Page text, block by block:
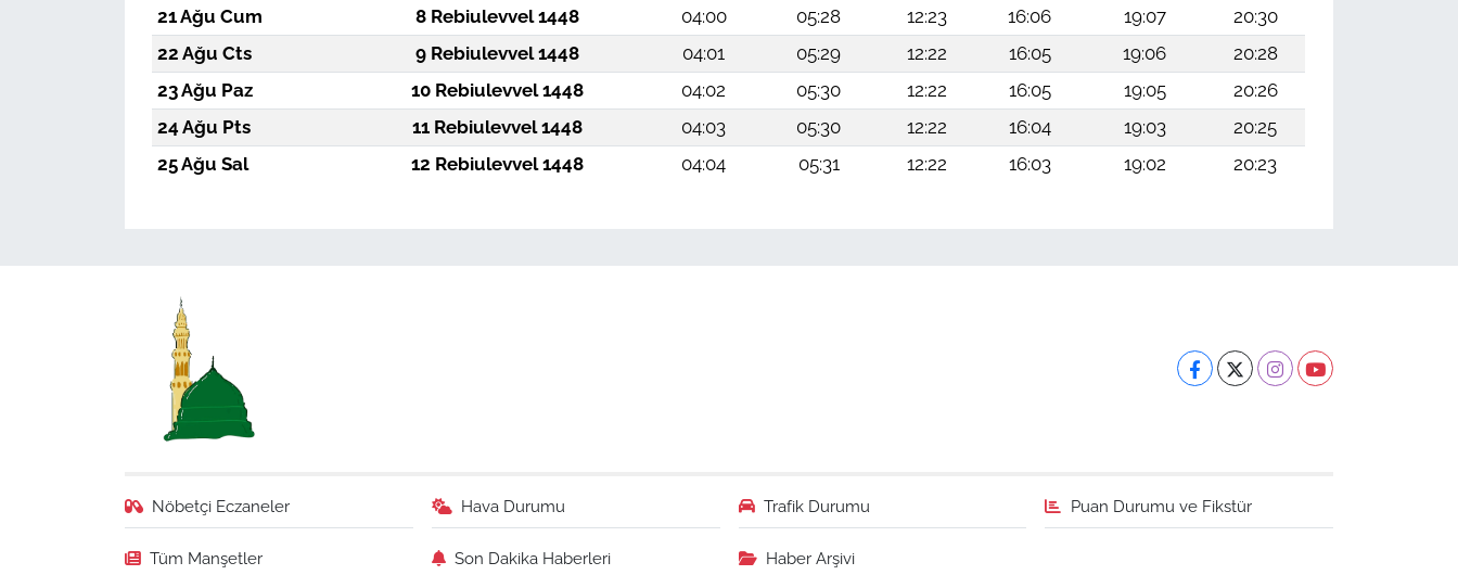
21 Ağu Cum
8 Rebiulevvel 1448 04:00 05:28 12:23 16:06 19:07
20:30
22 Ağu Cts
9 Rebiulevvel 1448 04:01 05:29 12:22 16:05 19:06
20:28
23 Ağu Paz
10 Rebiulevvel 1448 04:02 05:30 12:22 16:05 19:05
20:26
24 Ağu Pts
11 Rebiulevvel 1448 04:03 05:30 12:22 16:04 19:03
20:25
25 Ağu Sal
12 Rebiulevvel 1448 04:04 05:31 12:22 16:03 19:02 20:23
Nöbetçi Eczaneler Hava Durumu Trafik Durumu Puan Durumu ve Fikstür
Tüm Manşetler Son Dakika Haberleri Haber Arşivi